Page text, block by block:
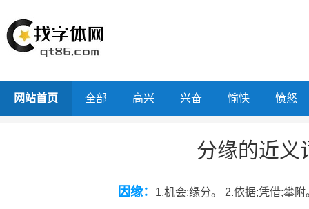
网站首页 全部 高兴 兴奋 愉快 愤怒
分缘的近义
因缘： 1.机会;缘分。 2.依据;凭借;攀附